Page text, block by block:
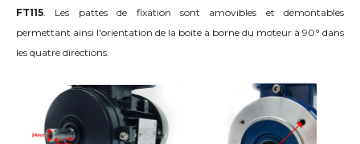
FT115. Les pattes de fixation sont amovibles et démontables
permettant ainsi l'orientation de la boite à borne du moteur à 90° dans
les quatre directions.